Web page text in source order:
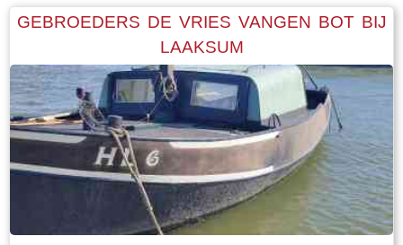
GEBROEDERS DE VRIES VANGEN BOT BIJ
LAAKSUM